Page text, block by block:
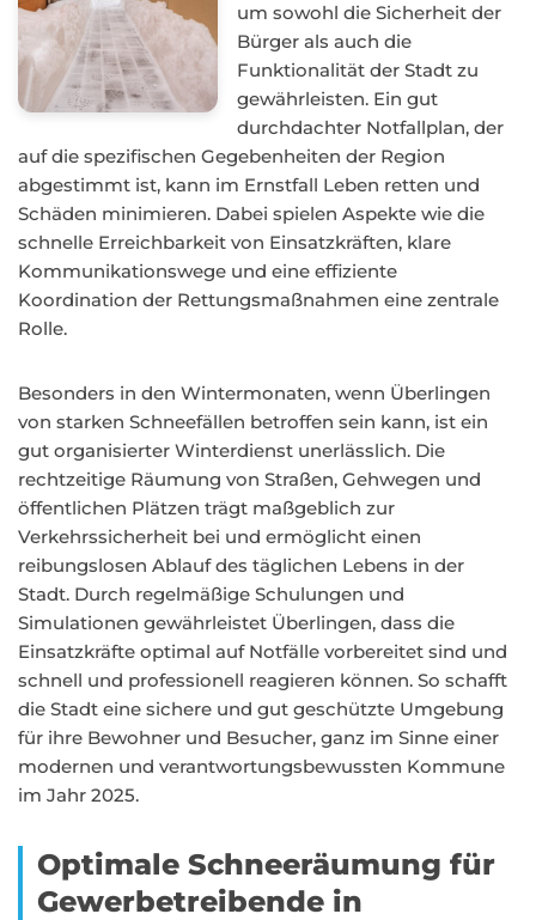
um sowohl die Sicherheit der
Bürger als auch die
Funktionalität der Stadt zu
gewährleisten. Ein gut
durchdachter Notfallplan, der
auf die spezifischen Gegebenheiten der Region
abgestimmt ist, kann im Ernstfall Leben retten und
Schäden minimieren. Dabei spielen Aspekte wie die
schnelle Erreichbarkeit von Einsatzkräften, klare
Kommunikationswege und eine effiziente
Koordination der Rettungsmaßnahmen eine zentrale
Rolle.
Besonders in den Wintermonaten, wenn Überlingen
von starken Schneefällen betroffen sein kann, ist ein
gut organisierter Winterdienst unerlässlich. Die
rechtzeitige Räumung von Straßen, Gehwegen und
öffentlichen Plätzen trägt maßgeblich zur
Verkehrssicherheit bei und ermöglicht einen
reibungslosen Ablauf des täglichen Lebens in der
Stadt. Durch regelmäßige Schulungen und
Simulationen gewährleistet Überlingen, dass die
Einsatzkräfte optimal auf Notfälle vorbereitet sind und
schnell und professionell reagieren können. So schafft
die Stadt eine sichere und gut geschützte Umgebung
für ihre Bewohner und Besucher, ganz im Sinne einer
modernen und verantwortungsbewussten Kommune
im Jahr 2025.
Optimale Schneeräumung für
Gewerbetreibende in